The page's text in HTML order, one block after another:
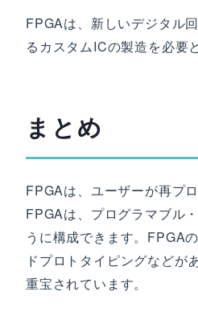
FPGAは、新しいデジタル
るカスタムICの製造を必要
まとめ
FPGAは、ユーザーが再プ
FPGAは、プログラマブル
うに構成できます。FPGA
ドプロトタイピングなど
重宝されています。